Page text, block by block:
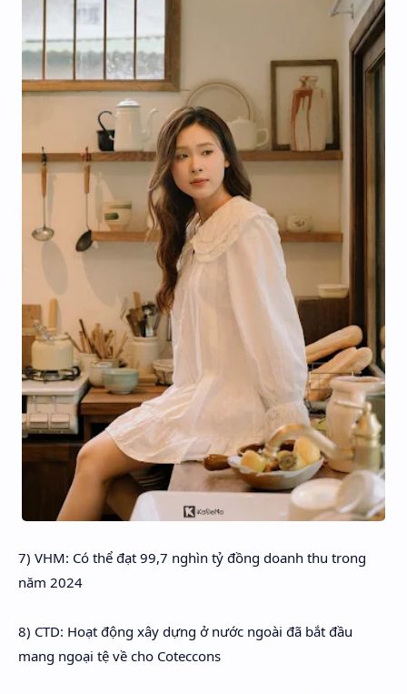
7) VHM: Có thể đạt 99,7 nghìn tỷ đồng doanh thu trong
năm 2024
8) CTD: Hoạt động xây dựng ở nước ngoài đã bắt đầu
mang ngoại tệ về cho Coteccons